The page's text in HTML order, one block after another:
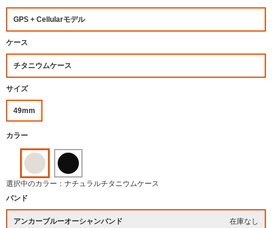
GPS + Cellularモデル
ケース
チタニウムケース
サイズ
49mm
カラー
選択中のカラー：ナチュラルチタニウムケース
バンド
アンカーブルーオーシャンバンド 在庫なし